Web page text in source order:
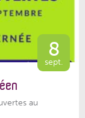
8
sept.
au